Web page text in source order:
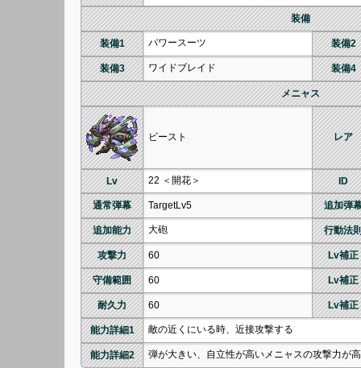
装備
装備1 パワースーツ 装備2
装備3 ワイドブレイド 装備4
メニャス
ビースト レア
Lv 22 ＜開花＞ ID
通常弾幕 TargetLv5 追加弾
追加能力 大砲 行動法
攻撃力 60 Lv補正
守備範囲 60 Lv補正
耐久力 60 Lv補正
能力詳細1 敵の近くにいる時、近接攻撃する
能力詳細2
弾が大きい、自立性が高いメニャスの攻撃力が